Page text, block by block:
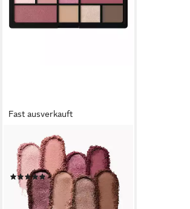
Fast ausverkauft
Lidschatten-Palette
Eyeshadow Palette
(1)
4,99 € UVP5,99 €
(554,44 €/ 1 kg)